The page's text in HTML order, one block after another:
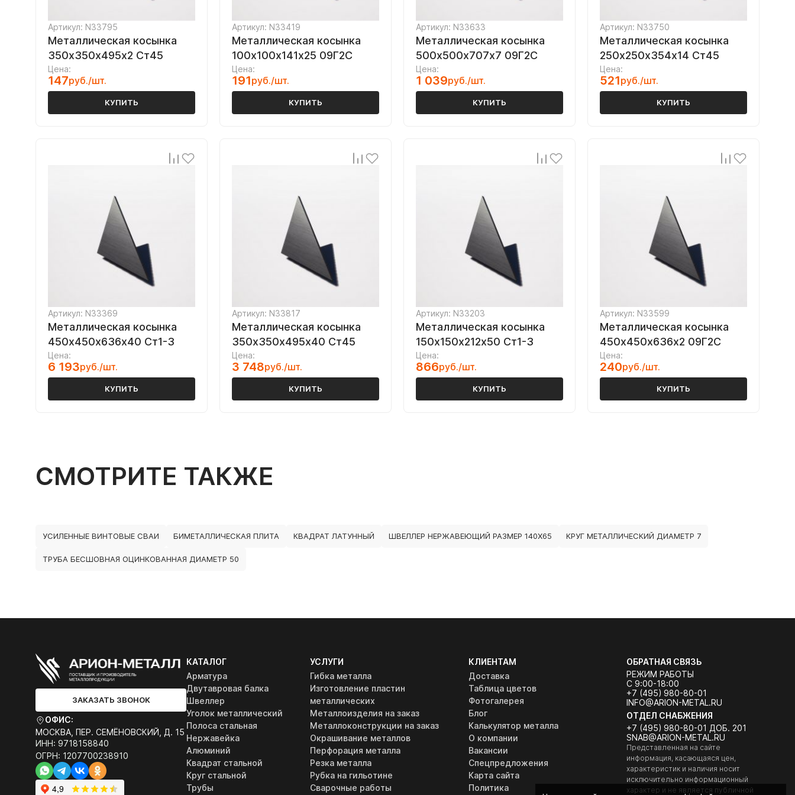
Артикул: N33795
Металлическая косынка
350х350х495х2 Ст45
Цена:
147руб./шт.
КУПИТЬ
Артикул: N33419
Металлическая косынка
100х100х141х25 09Г2С
Цена:
191руб./шт.
КУПИТЬ
Артикул: N33633
Металлическая косынка
500х500х707х7 09Г2С
Цена:
1 039руб./шт.
КУПИТЬ
Артикул: N33750
Металлическая косынка
250х250х354х14 Ст45
Цена:
521руб./шт.
КУПИТЬ
Артикул: N33369
Металлическая косынка
450х450х636х40 Ст1-3
Цена:
6 193руб./шт.
КУПИТЬ
Артикул: N33817
Металлическая косынка
350х350х495х40 Ст45
Цена:
3 748руб./шт.
КУПИТЬ
Артикул: N33203
Металлическая косынка
150х150х212х50 Ст1-3
Цена:
866руб./шт.
КУПИТЬ
Артикул: N33599
Металлическая косынка
450х450х636х2 09Г2С
Цена:
240руб./шт.
КУПИТЬ
СМОТРИТЕ ТАКЖЕ
УСИЛЕННЫЕ ВИНТОВЫЕ СВАИ БИМЕТАЛЛИЧЕСКАЯ ПЛИТА КВАДРАТ ЛАТУННЫЙ ШВЕЛЛЕР НЕРЖАВЕЮЩИЙ РАЗМЕР 140Х65 КРУГ МЕТАЛЛИЧЕСКИЙ ДИАМЕТР 7
ТРУБА БЕСШОВНАЯ ОЦИНКОВАННАЯ ДИАМЕТР 50
ЗАКАЗАТЬ ЗВОНОК
ОФИС:
МОСКВА, ПЕР. СЕМЁНОВСКИЙ, Д. 15
ИНН: 9718158840
ОГРН: 1207700238910
КАТАЛОГ
Арматура
Двутавровая балка
Швеллер
Уголок металлический
Полоса стальная
Нержавейка
Алюминий
Квадрат стальной
Круг стальной
Трубы
УСЛУГИ
Гибка металла
Изготовление пластин
металлических
Металлоизделия на заказ
Металлоконструкции на заказ
Окрашивание металлов
Перфорация металла
Резка металла
Рубка на гильотине
Сварочные работы
КЛИЕНТАМ
Доставка
Таблица цветов
Фотогалерея
Блог
Калькулятор металла
О компании
Вакансии
Спецпредложения
Карта сайта
Политика
ОБРАТНАЯ СВЯЗЬ
РЕЖИМ РАБОТЫ
С 9:00-18:00
+7 (495) 980-80-01
INFO@ARION-METAL.RU
ОТДЕЛ СНАБЖЕНИЯ
+7 (495) 980-80-01 ДОБ. 201
SNAB@ARION-METAL.RU
Представленная на сайте
информация, касающаяся цен,
характеристик и наличия носит
исключительно информационный
характер и не является публичной